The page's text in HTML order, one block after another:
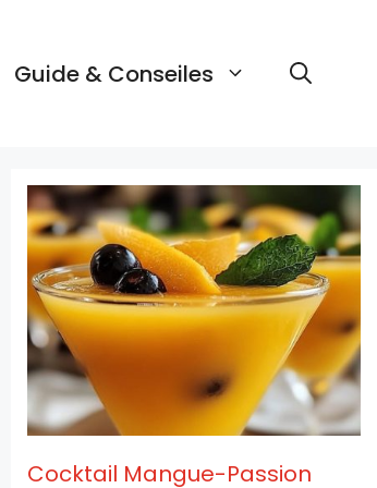
Guide & Conseiles
Cocktail Mangue-Passion